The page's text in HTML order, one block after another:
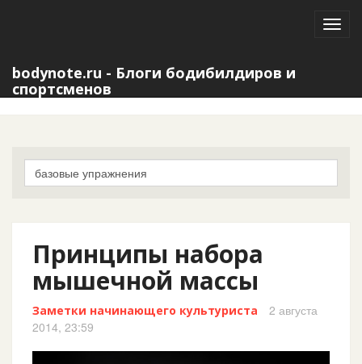
bodynote.ru - Блоги бодибилдиров и
спортсменов
Принципы набора
мышечной массы
Заметки начинающего культуриста
2 августа
2014, 23:59